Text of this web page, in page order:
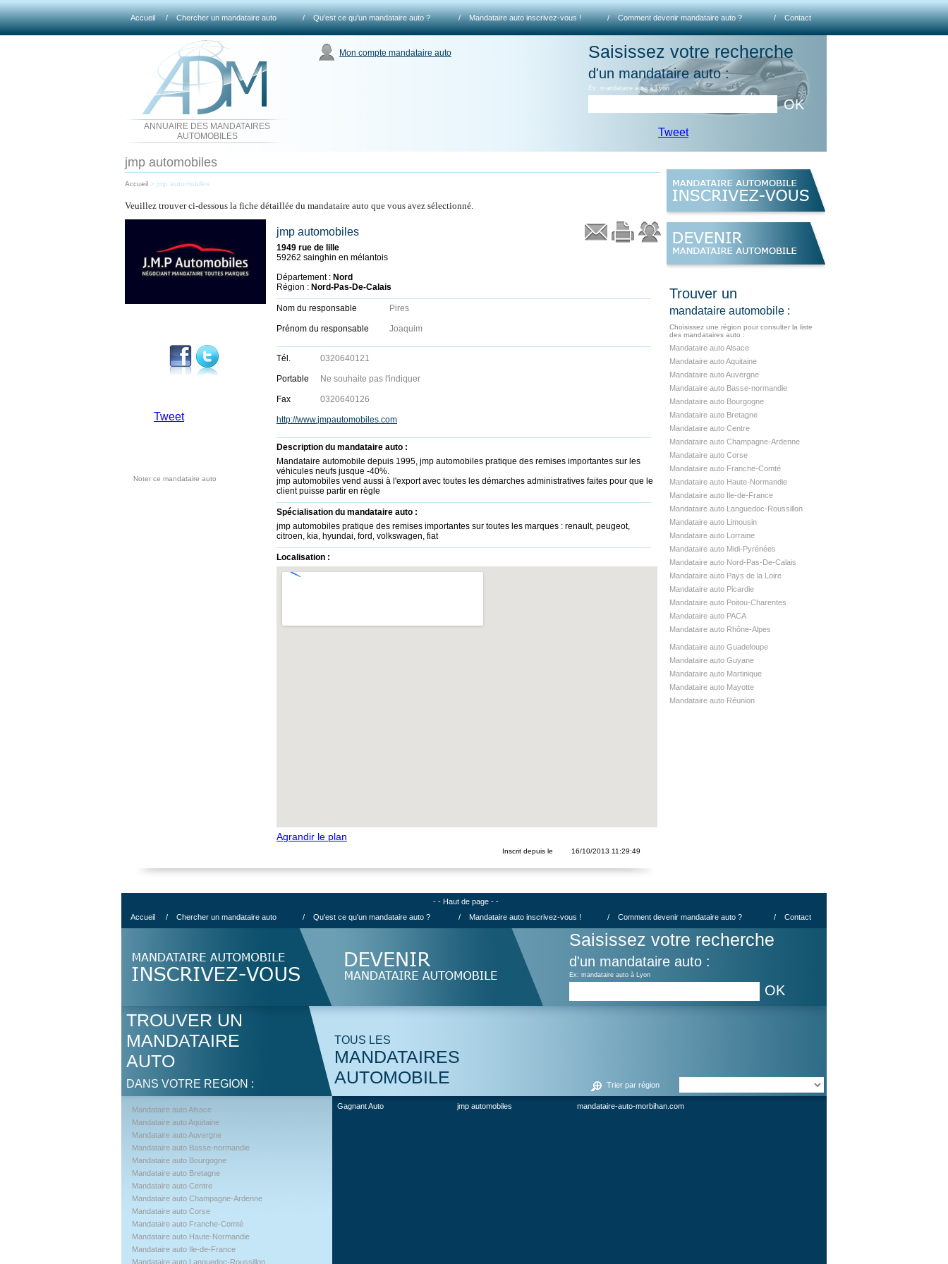
Accueil / Chercher un mandataire auto / Qu'est ce qu'un mandataire auto ? / Mandataire auto inscrivez-vous ! / Comment devenir mandataire auto ? / Contact
ANNUAIRE DES MANDATAIRES
AUTOMOBILES
Mon compte mandataire auto Saisissez votre recherche
d'un mandataire auto :
Ex: mandataire auto à Lyon
OK
Tweet
jmp automobiles
Accueil > jmp automobiles
Veuillez trouver ci-dessous la fiche détaillée du mandataire auto que vous avez sélectionné.
jmp automobiles
1949 rue de lille
59262 sainghin en mélantois
Département : Nord
Région : Nord-Pas-De-Calais
Nom du responsable Pires
Prénom du responsable Joaquim
Tél. 0320640121
Portable Ne souhaite pas l'indiquer
Fax 0320640126
Tweet http://www.jmpautomobiles.com
Description du mandataire auto :
Mandataire automobile depuis 1995, jmp automobiles pratique des remises importantes sur les
véhicules neufs jusque -40%.
jmp automobiles vend aussi à l'export avec toutes les démarches administratives faites pour que le
client puisse partir en règle
Spécialisation du mandataire auto :
jmp automobiles pratique des remises importantes sur toutes les marques : renault, peugeot,
citroen, kia, hyundai, ford, volkswagen, fiat
Localisation :
Agrandir le plan
Inscrit depuis le 16/10/2013 11:29:49
Noter ce mandataire auto
Trouver un
mandataire automobile :
Choisissez une région pour consulter la liste
des mandataires auto :
Mandataire auto Alsace
Mandataire auto Aquitaine
Mandataire auto Auvergne
Mandataire auto Basse-normandie
Mandataire auto Bourgogne
Mandataire auto Bretagne
Mandataire auto Centre
Mandataire auto Champagne-Ardenne
Mandataire auto Corse
Mandataire auto Franche-Comté
Mandataire auto Haute-Normandie
Mandataire auto Ile-de-France
Mandataire auto Languedoc-Roussillon
Mandataire auto Limousin
Mandataire auto Lorraine
Mandataire auto Midi-Pyrénées
Mandataire auto Nord-Pas-De-Calais
Mandataire auto Pays de la Loire
Mandataire auto Picardie
Mandataire auto Poitou-Charentes
Mandataire auto PACA
Mandataire auto Rhône-Alpes
Mandataire auto Guadeloupe
Mandataire auto Guyane
Mandataire auto Martinique
Mandataire auto Mayotte
Mandataire auto Réunion
- - Haut de page - -
Accueil
/ Chercher un mandataire auto / Qu'est ce qu'un mandataire auto ? / Mandataire auto inscrivez-vous ! / Comment devenir mandataire auto ? / Contact
OK
Saisissez votre recherche
d'un mandataire auto :
Ex: mandataire auto à Lyon
Trier par région
TOUS LES
MANDATAIRES
AUTOMOBILE
TROUVER UN
MANDATAIRE
AUTO
DANS VOTRE REGION :
Mandataire auto Alsace
Mandataire auto Aquitaine
Mandataire auto Auvergne
Mandataire auto Basse-normandie
Mandataire auto Bourgogne
Mandataire auto Bretagne
Mandataire auto Centre
Mandataire auto Champagne-Ardenne
Mandataire auto Corse
Mandataire auto Franche-Comté
Mandataire auto Haute-Normandie
Mandataire auto Ile-de-France
Mandataire auto Languedoc-Roussillon
Gagnant Auto jmp automobiles mandataire-auto-morbihan.com